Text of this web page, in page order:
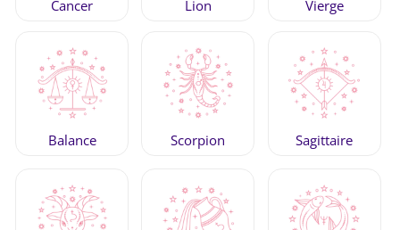
Cancer Lion Vierge
Balance Scorpion Sagittaire